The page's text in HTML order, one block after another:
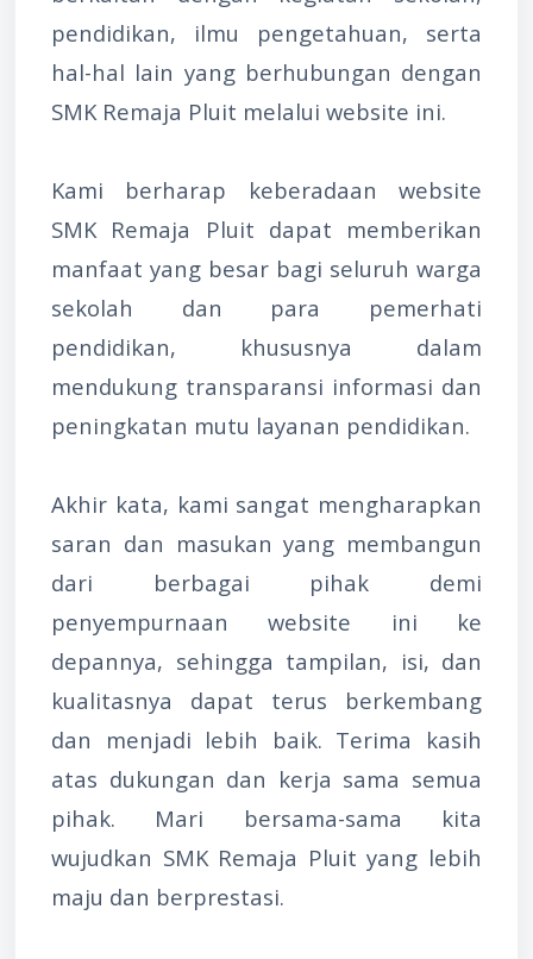
pendidikan, ilmu pengetahuan, serta
hal-hal lain yang berhubungan dengan
SMK Remaja Pluit melalui website ini.
Kami berharap keberadaan website
SMK Remaja Pluit dapat memberikan
manfaat yang besar bagi seluruh warga
sekolah dan para pemerhati
pendidikan, khususnya dalam
mendukung transparansi informasi dan
peningkatan mutu layanan pendidikan.
Akhir kata, kami sangat mengharapkan
saran dan masukan yang membangun
dari berbagai pihak demi
penyempurnaan website ini ke
depannya, sehingga tampilan, isi, dan
kualitasnya dapat terus berkembang
dan menjadi lebih baik. Terima kasih
atas dukungan dan kerja sama semua
pihak. Mari bersama-sama kita
wujudkan SMK Remaja Pluit yang lebih
maju dan berprestasi.